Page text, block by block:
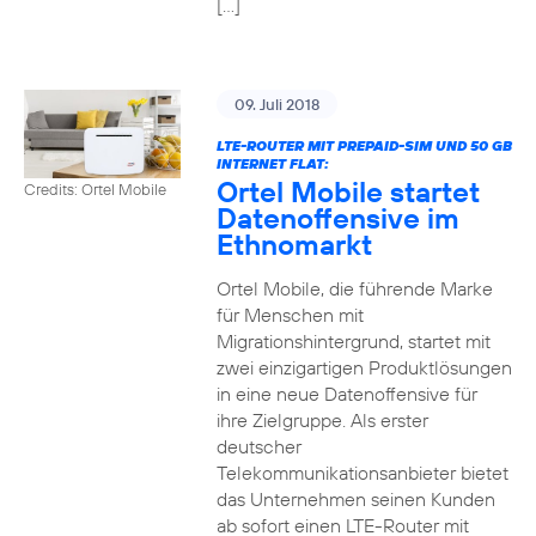
[…]
Credits: Ortel Mobile
09. Juli 2018
LTE-ROUTER MIT PREPAID-SIM UND 50 GB
INTERNET FLAT:
Ortel Mobile startet
Datenoffensive im
Ethnomarkt
Ortel Mobile, die führende Marke
für Menschen mit
Migrationshintergrund, startet mit
zwei einzigartigen Produktlösungen
in eine neue Datenoffensive für
ihre Zielgruppe. Als erster
deutscher
Telekommunikationsanbieter bietet
das Unternehmen seinen Kunden
ab sofort einen LTE-Router mit